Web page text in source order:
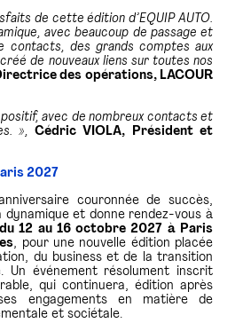
de cette édition d’EQUIP AUTO.
avec beaucoup de passage et
contacts, des grands comptes aux
de nouveaux liens sur toutes nos
des opérations, LACOUR
avec de nombreux contacts et
»,Cédric VIOLA, Président et
2027
couronnée de succès,
dynamique et donne rendez-vous à
du 12 au 16 octobre 2027 à Paris
, pour une nouvelle édition placée
du business et de la transition
Un événement résolument inscrit
qui continuera, édition après
engagements en matière de
et sociétale.